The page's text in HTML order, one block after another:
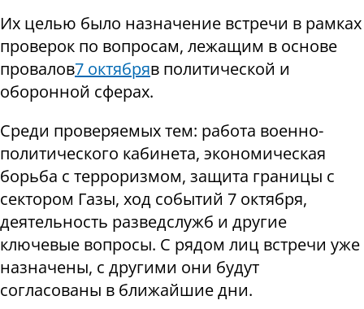
Их целью было назначение встречи в рамках
проверок по вопросам, лежащим в основе
провалов7 октябряв политической и
оборонной сферах.
Среди проверяемых тем: работа военно-
политического кабинета, экономическая
борьба с терроризмом, защита границы с
сектором Газы, ход событий 7 октября,
деятельность разведслужб и другие
ключевые вопросы. С рядом лиц встречи уже
назначены, с другими они будут
согласованы в ближайшие дни.